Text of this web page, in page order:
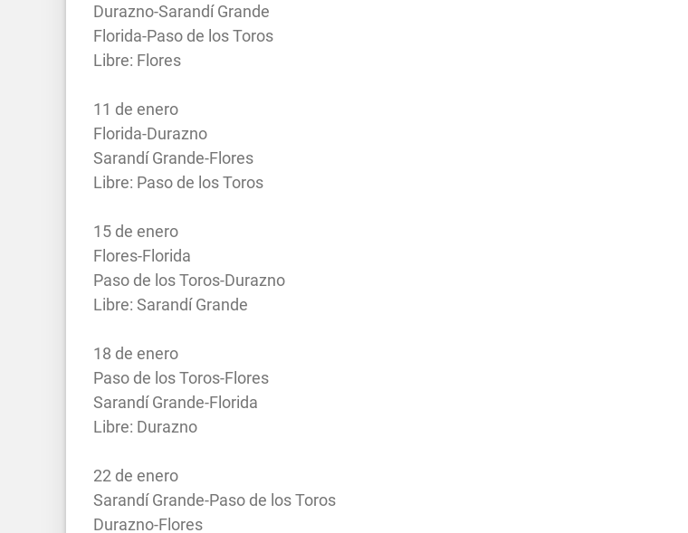
Durazno-Sarandí Grande
Florida-Paso de los Toros
Libre: Flores
11 de enero
Florida-Durazno
Sarandí Grande-Flores
Libre: Paso de los Toros
15 de enero
Flores-Florida
Paso de los Toros-Durazno
Libre: Sarandí Grande
18 de enero
Paso de los Toros-Flores
Sarandí Grande-Florida
Libre: Durazno
22 de enero
Sarandí Grande-Paso de los Toros
Durazno-Flores